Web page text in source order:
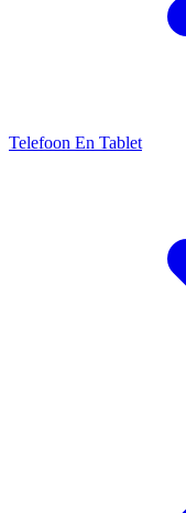
Telefoon En Tablet